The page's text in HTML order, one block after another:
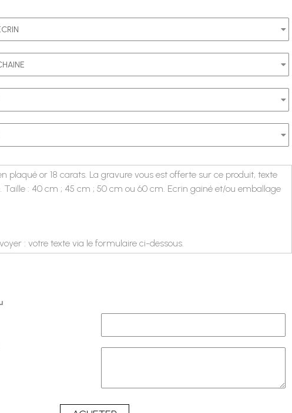
plaqué or 18 carats. La gravure vous est offerte sur ce produit, texte
Taille : 40 cm ; 45 cm ; 50 cm ou 60 cm. Ecrin gainé et/ou emballage
:votre texte via le formulaire ci-dessous.